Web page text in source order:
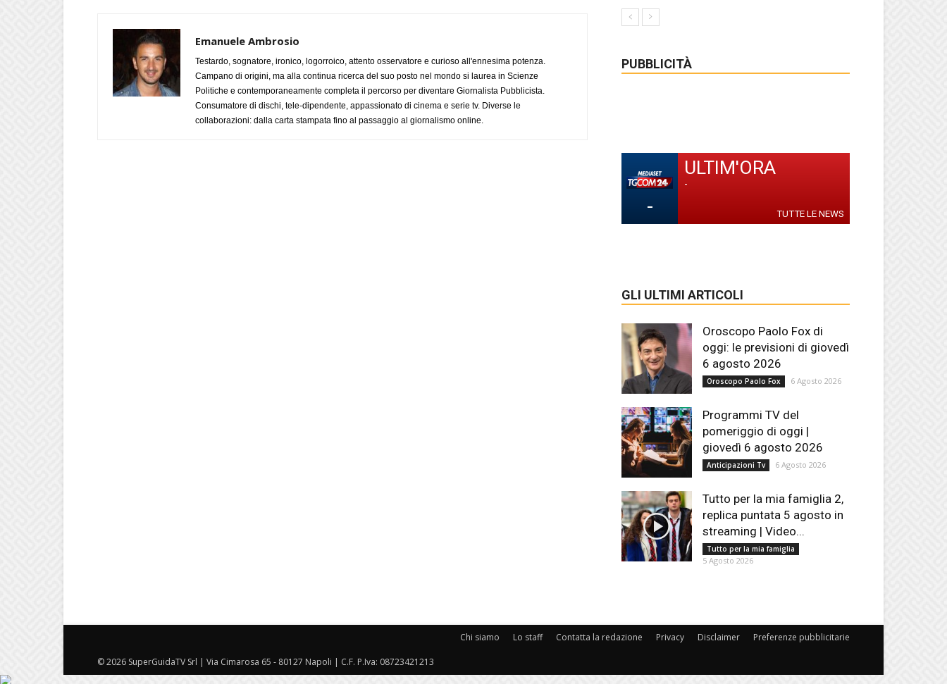
Emanuele Ambrosio
Testardo, sognatore, ironico, logorroico, attento osservatore e curioso all'ennesima potenza.
Campano di origini, ma alla continua ricerca del suo posto nel mondo si laurea in Scienze
Politiche e contemporaneamente completa il percorso per diventare Giornalista Pubblicista.
Consumatore di dischi, tele-dipendente, appassionato di cinema e serie tv. Diverse le
collaborazioni: dalla carta stampata fino al passaggio al giornalismo online.
PUBBLICITÀ
-
ULTIM'ORA
-
TUTTE LE NEWS
GLI ULTIMI ARTICOLI
Oroscopo Paolo Fox di
oggi: le previsioni di giovedì
6 agosto 2026
Oroscopo Paolo Fox 6 Agosto 2026
Programmi TV del
pomeriggio di oggi |
giovedì 6 agosto 2026
Anticipazioni Tv 6 Agosto 2026
Tutto per la mia famiglia 2,
replica puntata 5 agosto in
streaming | Video...
Tutto per la mia famiglia
5 Agosto 2026
Chi siamo Lo staff Contatta la redazione Privacy Disclaimer Preferenze pubblicitarie
© 2026 SuperGuidaTV Srl | Via Cimarosa 65 - 80127 Napoli | C.F. P.Iva: 08723421213